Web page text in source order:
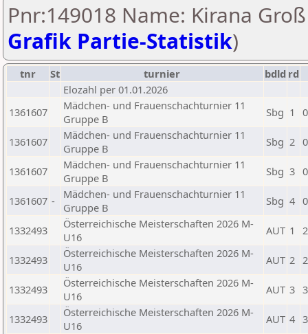
Pnr:149018 Name: Kirana
Grafik Partie-Statistik)
tnr St turnier bdld rd
Elozahl per 01.01.2026
1361607
Mädchen- und Frauenschachturnier 11
Gruppe B
Sbg 1
1361607
Mädchen- und Frauenschachturnier 11
Gruppe B
Sbg 2
1361607
Mädchen- und Frauenschachturnier 11
Gruppe B
Sbg 3
1361607 -
Mädchen- und Frauenschachturnier 11
Gruppe B
Sbg 4
1332493
Österreichische Meisterschaften 2026 M-
U16
AUT 1
1332493
Österreichische Meisterschaften 2026 M-
U16
AUT 2
1332493
Österreichische Meisterschaften 2026 M-
U16
AUT 3
1332493
Österreichische Meisterschaften 2026 M-
U16
AUT 4